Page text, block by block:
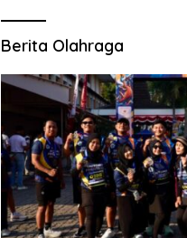
Berita Olahraga